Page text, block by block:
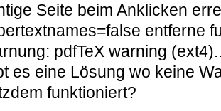
Seite beim Anklicken
entferne
pdfTeX warning
es eine Lösung wo keine
funktioniert?